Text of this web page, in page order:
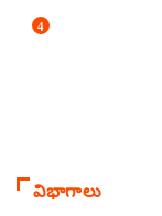
4
విభాగాలు